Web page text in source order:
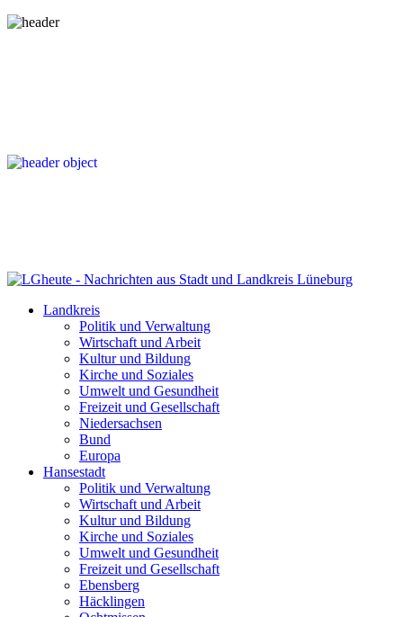
Landkreis
Politik und Verwaltung
Wirtschaft und Arbeit
Kultur und Bildung
Kirche und Soziales
Umwelt und Gesundheit
Freizeit und Gesellschaft
Niedersachsen
Bund
Europa
Hansestadt
Politik und Verwaltung
Wirtschaft und Arbeit
Kultur und Bildung
Kirche und Soziales
Umwelt und Gesundheit
Freizeit und Gesellschaft
Ebensberg
Häcklingen